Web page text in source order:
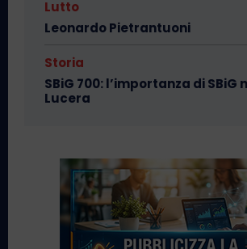
Lutto
Leonardo Pietrantuoni
Storia
SBiG 700: l’importanza di SBiG
Lucera